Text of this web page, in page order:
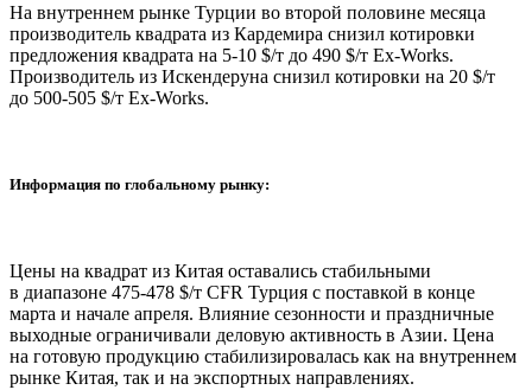
На внутреннем рынке Турции во второй половине месяца
производитель квадрата из Кардемира снизил котировки
предложения квадрата на 5-10 $/т до 490 $/т Ex-Works.
Производитель из Искендеруна снизил котировки на 20 $/т
до 500-505 $/т Ex-Works.
Информация по глобальному рынку:
Цены на квадрат из Китая оставались стабильными
в диапазоне 475-478 $/т CFR Турция с поставкой в конце
марта и начале апреля. Влияние сезонности и праздничные
выходные ограничивали деловую активность в Азии. Цена
на готовую продукцию стабилизировалась как на внутреннем
рынке Китая, так и на экспортных направлениях.